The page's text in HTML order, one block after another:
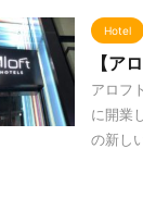
Hotel
【ア
アロフ
に開業
の新し